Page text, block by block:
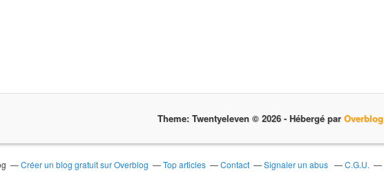
Theme: Twentyeleven © 2026 - Hébergé par Overblog
Créer un blog gratuit sur Overblog Top articles Contact Signaler un abus C.G.U.